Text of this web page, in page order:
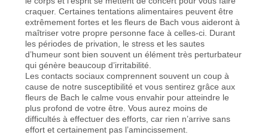
craquer. Certaines tentations alimentaires peuvent être
extrêmement fortes et les fleurs de Bach vous aideront à
maîtriser votre propre personne face à celles-ci. Durant
les périodes de privation, le stress et les sautes
d’humeur sont bien souvent un élément très perturbateur
qui génère beaucoup d’irritabilité.
Les contacts sociaux comprennent souvent un coup à
cause de notre susceptibilité et vous sentirez grâce aux
fleurs de Bach le calme vous envahir pour atteindre le
plus profond de votre être. Vous aurez moins de
difficultés à effectuer des efforts, car rien n’arrive sans
effort et certainement pas l’amincissement.